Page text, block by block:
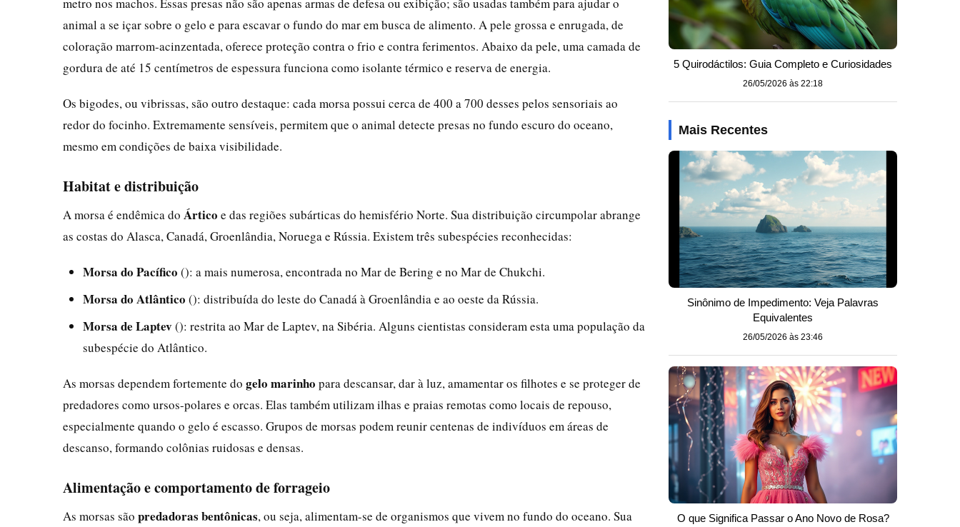
animal a se içar sobre o gelo e para escavar o fundo do mar em busca de alimento. A pele grossa e enrugada, de
coloração marrom-acinzentada, oferece proteção contra o frio e contra ferimentos. Abaixo da pele, uma camada de
gordura de até 15 centímetros de espessura funciona como isolante térmico e reserva de energia.
Os bigodes, ou vibrissas, são outro destaque: cada morsa possui cerca de 400 a 700 desses pelos sensoriais ao
redor do focinho. Extremamente sensíveis, permitem que o animal detecte presas no fundo escuro do oceano,
mesmo em condições de baixa visibilidade.
Habitat e distribuição
A morsa é endêmica do Ártico e das regiões subárticas do hemisfério Norte. Sua distribuição circumpolar abrange
as costas do Alasca, Canadá, Groenlândia, Noruega e Rússia. Existem três subespécies reconhecidas:
Morsa do Pacífico (): a mais numerosa, encontrada no Mar de Bering e no Mar de Chukchi.
Morsa do Atlântico (): distribuída do leste do Canadá à Groenlândia e ao oeste da Rússia.
Morsa de Laptev(): restrita ao Mar de Laptev, na Sibéria. Alguns cientistas consideram esta uma população da
subespécie do Atlântico.
As morsas dependem fortemente do gelo marinho para descansar, dar à luz, amamentar os filhotes e se proteger de
predadores como ursos-polares e orcas. Elas também utilizam ilhas e praias remotas como locais de repouso,
especialmente quando o gelo é escasso. Grupos de morsas podem reunir centenas de indivíduos em áreas de
descanso, formando colônias ruidosas e densas.
Alimentação e comportamento de forrageio
As morsas são predadoras bentônicas, ou seja, alimentam-se de organismos que vivem no fundo do oceano. Sua
5 Quirodáctilos: Guia Completo e Curiosidades
26/05/2026 às 22:18
Mais Recentes
Sinônimo de Impedimento: Veja Palavras
Equivalentes
26/05/2026 às 23:46
O que Significa Passar o Ano Novo de Rosa?